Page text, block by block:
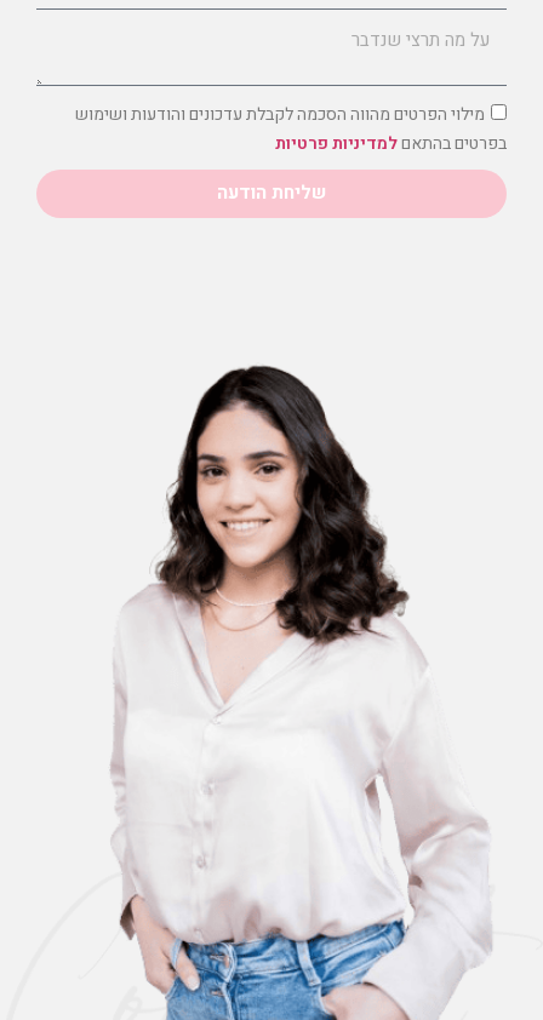
מילוי הפרטים מהווה הסכמה לקבלת עדכונים והודעות ושימוש
בפרטים בהתאםלמדיניות פרטיות
שליחת הודעה